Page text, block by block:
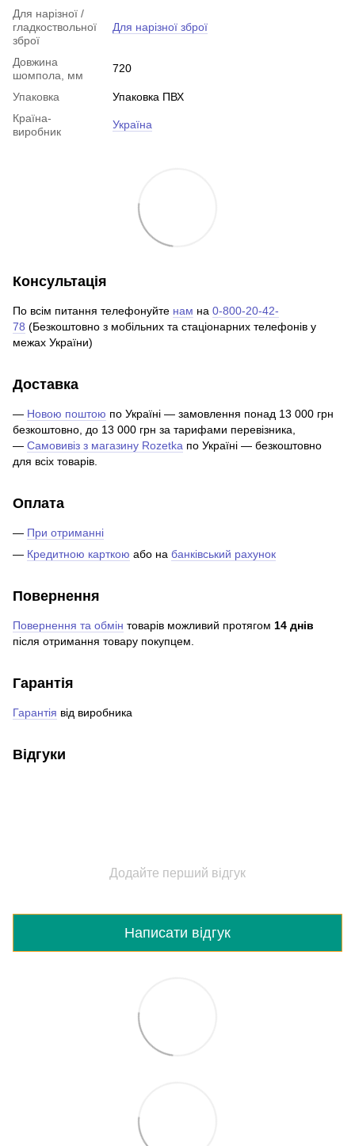
Для нарізної /
гладкоствольної
зброї
Для нарізної зброї
Довжина
шомпола, мм
720
Упаковка
Упаковка ПВХ
Країна-
виробник
Україна
Консультація
По всім питання телефонуйте нам на 0-800-20-42-
78 (Безкоштовно з мобільних та стаціонарних телефонів у
межах України)
Доставка
— Новою поштою по Україні — замовлення понад 13 000 грн
безкоштовно, до 13 000 грн за тарифами перевізника,
— Самовивіз з магазину Rozetka по Україні — безкоштовно
для всіх товарів.
Оплата
— При отриманні
— Кредитною карткою або на банківський рахунок
Повернення
Повернення та обмін товарів можливий протягом 14 днів
після отримання товару покупцем.
Гарантія
Гарантія від виробника
Відгуки
Додайте перший відгук
Написати відгук